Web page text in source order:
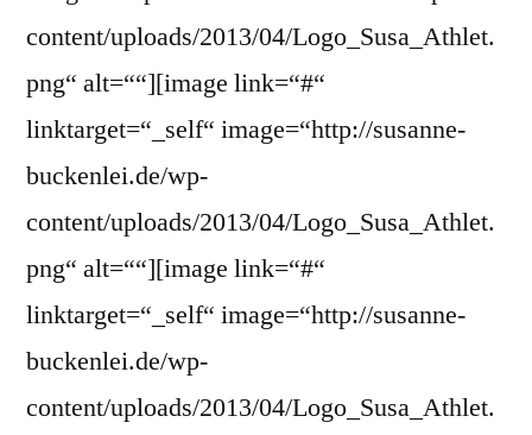
content/uploads/2013/04/Logo_Susa_Athlet.
png“ alt=““][image link=“#“
linktarget=“_self“ image=“http://susanne-
buckenlei.de/wp-
content/uploads/2013/04/Logo_Susa_Athlet.
png“ alt=““][image link=“#“
linktarget=“_self“ image=“http://susanne-
buckenlei.de/wp-
content/uploads/2013/04/Logo_Susa_Athlet.